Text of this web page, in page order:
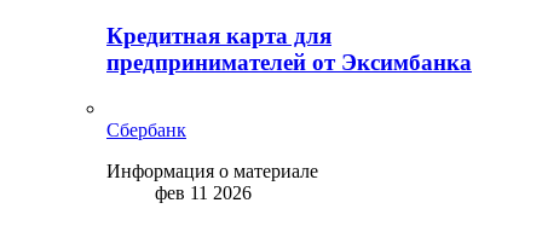
Кредитная карта для
предпринимателей от Эксимбанка
Сбербанк
Информация о материале
фев 11 2026